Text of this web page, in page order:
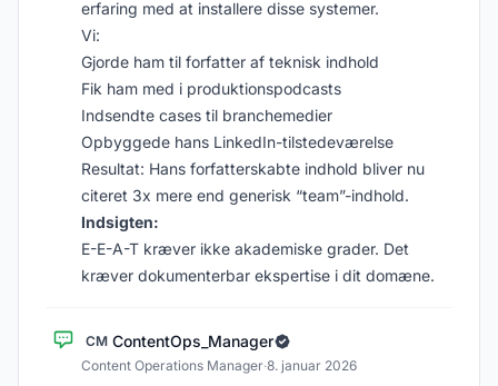
erfaring med at installere disse systemer.
Vi:
Gjorde ham til forfatter af teknisk indhold
Fik ham med i produktionspodcasts
Indsendte cases til branchemedier
Opbyggede hans LinkedIn-tilstedeværelse
Resultat: Hans forfatterskabte indhold bliver nu
citeret 3x mere end generisk “team”-indhold.
Indsigten:
E-E-A-T kræver ikke akademiske grader. Det
kræver dokumenterbar ekspertise i dit domæne.
CM ContentOps_Manager
Content Operations Manager·8. januar 2026